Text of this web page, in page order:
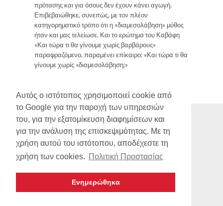
Αυτός ο ιστότοπος χρησιμοποιεί cookie από
το Google για την παροχή των υπηρεσιών
του, για την εξατομίκευση διαφημίσεων και
για την ανάλυση της επισκεψιμότητας. Με τη
χρήση αυτού του ιστότοπου, αποδέχεστε τη
χρήση των cookies. Πολιτική Προστασίας
Ενημερώθηκα
πρότασης και για όσους δεν έχουν κάνει αγωγή.
Επιβεβαιώθηκε, συνεπώς, με τον πλέον
κατηγορηματικό τρόπο ότι η «διαμεσολάβηση» μύθος
ήταν και μας τελείωσε. Και το ερώτημα του Καβάφη
«Και τώρα τι θα γίνουμε χωρίς βαρβάρους»
παραφραζόμενο, παραμένει επίκαιρο: «Και τώρα τι θα
γίνουμε χωρίς «διαμεσολάβηση;»
copyright 2012 -Λάμπρος Μακρυγιάννης και Συνεργατές
made by GIannakakis Dimitris